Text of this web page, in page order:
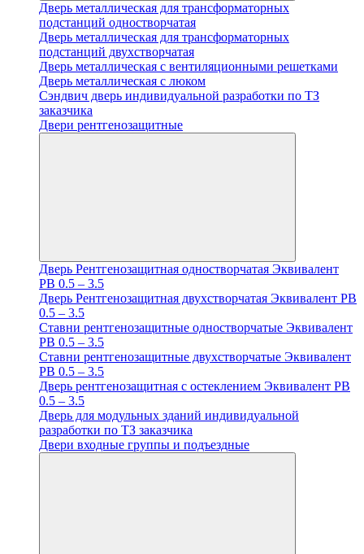
Дверь металлическая для трансформаторных
подстанций одностворчатая
Дверь металлическая для трансформаторных
подстанций двухстворчатая
Дверь металлическая с вентиляционными решетками
Дверь металлическая с люком
Cэндвич дверь индивидуальной разработки по ТЗ
заказчика
Двери рентгенозащитные
Дверь Рентгенозащитная одностворчатая Эквивалент
PB 0.5 – 3.5
Дверь Рентгенозащитная двухстворчатая Эквивалент PB
0.5 – 3.5
Ставни рентгенозащитные одностворчатые Эквивалент
PB 0.5 – 3.5
Ставни рентгенозащитные двухстворчатые Эквивалент
PB 0.5 – 3.5
Дверь рентгенозащитная с остеклением Эквивалент PB
0.5 – 3.5
Дверь для модульных зданий индивидуальной
разработки по ТЗ заказчика
Двери входные группы и подъездные